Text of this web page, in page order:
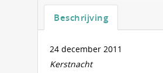
Beschrijving
24 december 2011
Kerstnacht